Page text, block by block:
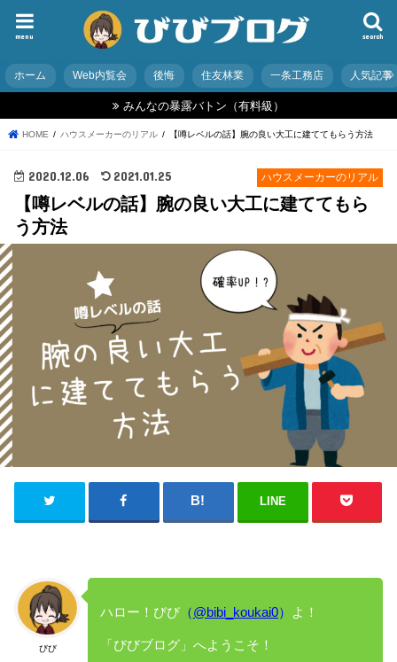
search
menu
ホーム Web内覧会 後悔 住友林業 一条工務店 人気記事
みんなの暴露バトン（有料級）
HOME ハウスメーカーのリアル 【噂レベルの話】腕の良い大工に建ててもらう方法
ハウスメーカーのリアル
2020.12.06 2021.01.25
【噂レベルの話】腕の良い大工に建ててもら
う方法
LINE
びび
ハロー！びび（@bibi_koukai0） よ！
「びびブログ」へようこそ！